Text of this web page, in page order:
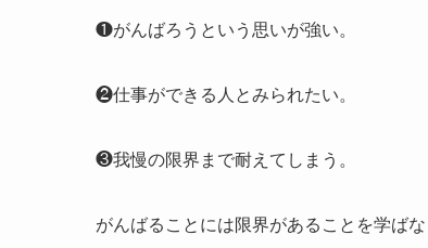
❶がんばろうという思いが強い。
❷仕事ができる人とみられたい。
❸我慢の限界まで耐えてしまう。
がんばることには限界があることを学ばな